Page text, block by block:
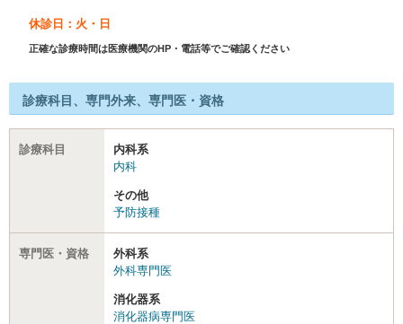
休診日：火・日
正確な診療時間は医療機関のHP・電話等でご確認ください
診療科目、専門外来、専門医・資格
診療科目
内科系
内科
その他
予防接種
専門医・資格
外科系
外科専門医
消化器系
消化器病専門医